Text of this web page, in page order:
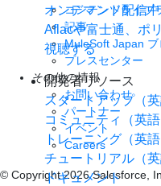
オンデマンド配信中
Aflacや富士通、ポ
視聴する
開発者リソース
スタートアップ（英
コミュニティ（英語
トレーニング（英語
チュートリアル（英
ドキュメント
コンテンツライブ
記事
MuleSoft Japan ブ
プレスセンター
その他の情報
お問い合わせ
パートナー
イベント
Careers
© Copyright 2026Salesforce,